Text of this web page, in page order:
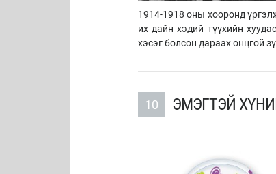
1914-1918 оны хооронд
их дайн хэдий түүхийн
хэсэг болсон дараах онцгой
10 ЭМЭГТЭЙ